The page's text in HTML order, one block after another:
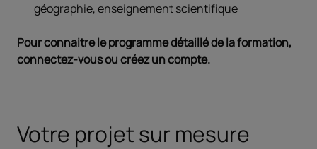
géographie, enseignement scientifique
Pour connaitre le programme détaillé de la formation,
connectez-vous ou créez un compte.
Votre projet sur mesure